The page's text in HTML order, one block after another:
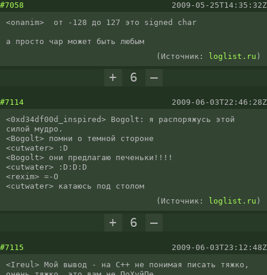
#7058
2009-05-25T14:35:32Z
<onanim>  от -128 до 127 это signed char
а просто чар может быть любым
(Источник:
loglist.ru )
+ 6 –
#7114
2009-06-03T22:46:28Z
<0xd34df00d_inspired> Bogolt: я распоряжусь этой
силой мудро.
<Bogolt> помни о темной стороне
<cutwater> :D
<Bogolt> они предлагаю печеньки!!!!
<cutwater> :D:D:D
<rexim> =-O
<cutwater> катаюсь под столом
(Источник:
loglist.ru )
+ 6 –
#7115
2009-06-03T23:12:48Z
<Ireul> Мой вывод - на С++ не понимая писать тяжко,